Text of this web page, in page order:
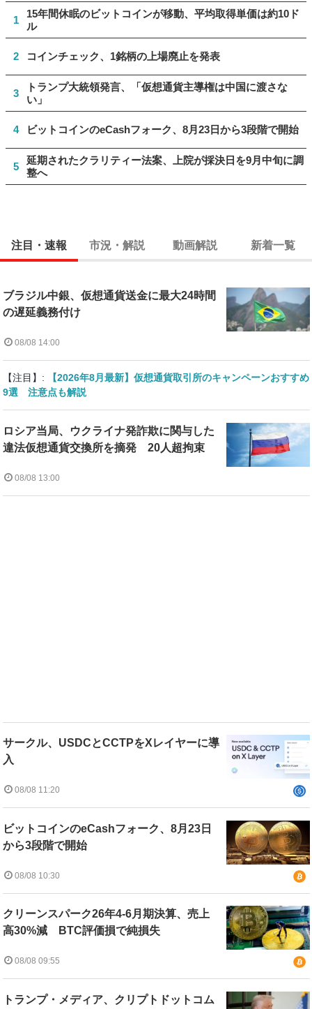
1
15年間休眠のビットコインが移動、平均取得単価は約10ド
ル
2 コインチェック、1銘柄の上場廃止を発表
3
トランプ大統領発言、「仮想通貨主導権は中国に渡さな
い」
4 ビットコインのeCashフォーク、8月23日から3段階で開始
5
延期されたクラリティー法案、上院が採決日を9月中旬に調
整へ
注目・速報 市況・解説 動画解説 新着一覧
ブラジル中銀、仮想通貨送金に最大24時間
の遅延義務付け
08/08 14:00
【注目】:
【2026年8月最新】仮想通貨取引所のキャンペーンおすすめ
9選 注意点も解説
ロシア当局、ウクライナ発詐欺に関与した
違法仮想通貨交換所を摘発 20人超拘束
08/08 13:00
サークル、USDCとCCTPをXレイヤーに導
入
08/08 11:20
ビットコインのeCashフォーク、8月23日
から3段階で開始
08/08 10:30
クリーンスパーク26年4-6月期決算、売上
高30%減 BTC評価損で純損失
08/08 09:55
トランプ・メディア、クリプトドットコム